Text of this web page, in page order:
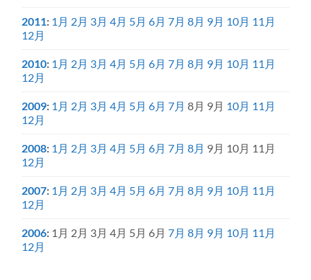
2011: 1月 2月 3月 4月 5月 6月 7月 8月 9月 10月 11月
12月
2010: 1月 2月 3月 4月 5月 6月 7月 8月 9月 10月 11月
12月
2009: 1月 2月 3月 4月 5月 6月 7月 8月 9月 10月 11月
12月
2008: 1月 2月 3月 4月 5月 6月 7月 8月 9月 10月 11月
12月
2007: 1月 2月 3月 4月 5月 6月 7月 8月 9月 10月 11月
12月
2006: 1月 2月 3月 4月 5月 6月 7月 8月 9月 10月 11月
12月